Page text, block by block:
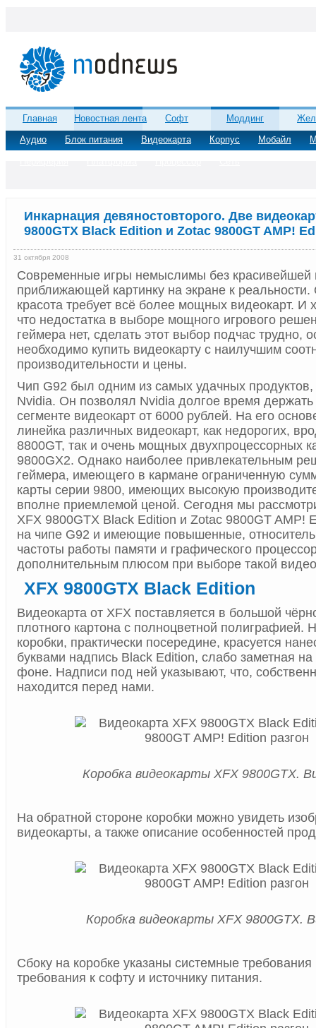
Главная Новостная лента Софт Моддинг
Аудио
Блок питания Видеокарта Корпус Мобайл
Инкарнация девяностовторого. Две
9800GTX Black Edition и Zotac 9800GT AMP!
31 октября 2008
Современные игры немыслимы без красивейшей
приближающей картинку на экране к
красота требует всё более мощных видеокарт. И
что недостатка в выборе мощного игрового
геймера нет, сделать этот выбор подчас трудно,
необходимо купить видеокарту с наилучшим
производительности и цены.
Чип G92 был одним из самых удачных
Nvidia. Он позволял Nvidia долгое время
сегменте видеокарт от 6000 рублей. На его
линейка различных видеокарт, как недорогих,
8800GT, так и очень мощных двухпроцессорных
9800GX2. Однако наиболее привлекательным
геймера, имеющего в кармане ограниченную
карты серии 9800, имеющих высокую
вполне приемлемой ценой. Сегодня мы
XFX 9800GTX Black Edition и Zotac 9800GT AMP!
на чипе G92 и имеющие повышенные,
частоты работы памяти и графического
дополнительным плюсом при выборе такой
XFX 9800GTX Black Edition
Видеокарта от XFX поставляется в большой
плотного картона с полноцветной полиграфией.
коробки, практически посередине, красуется
буквами надпись Black Edition, слабо заметная
фоне. Надписи под ней указывают, что,
находится перед нами.
Коробка видеокарты XFX 9800GTX.
На обратной стороне коробки можно увидеть
видеокарты, а также описание особенностей
Коробка видеокарты XFX 9800GTX.
Сбоку на коробке указаны системные
требования к софту и источнику питания.